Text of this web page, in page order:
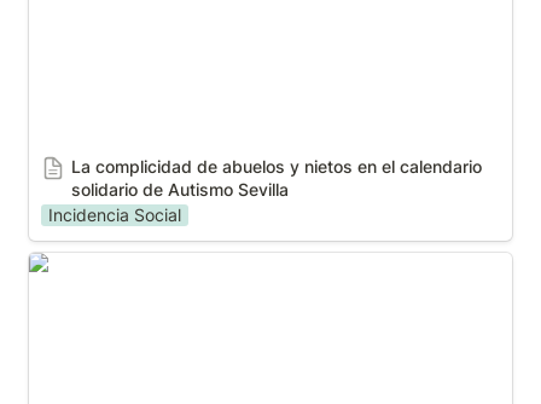
La complicidad de abuelos y nietos en el calendario
solidario de Autismo Sevilla
Incidencia Social
La detección precoz del autismo: clave para una